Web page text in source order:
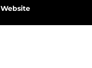
Website